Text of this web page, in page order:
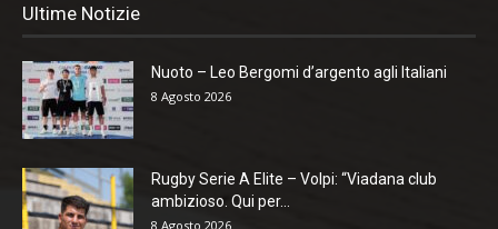
Ultime Notizie
Nuoto – Leo Bergomi d’argento agli Italiani
8 Agosto 2026
Rugby Serie A Elite – Volpi: “Viadana club
ambizioso. Qui per...
8 Agosto 2026